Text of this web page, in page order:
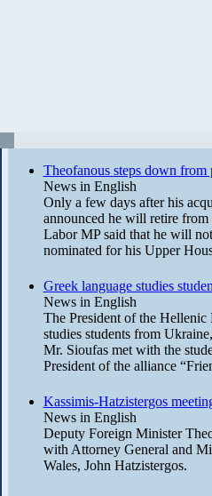
Theofanous steps down from
News in English
Only a few days after his
announced he will retire from
Labor MP said that he will
nominated for his Upper
Greek language studies
News in English
The President of the
studies students from
Mr. Sioufas met with the
President of the alliance
Kassimis-Hatzistergos
News in English
Deputy Foreign Minister
with Attorney General and
Wales, John Hatzistergos.